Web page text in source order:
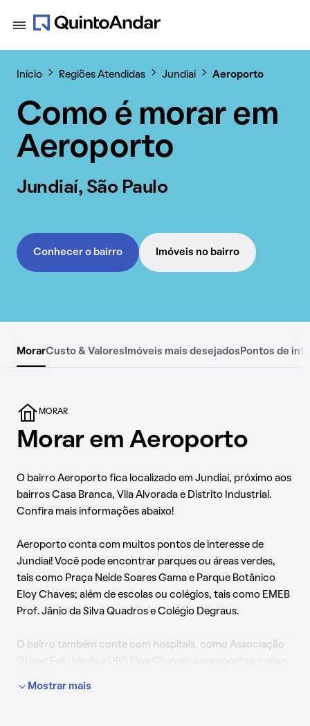
Início Regiões Atendidas Jundiaí Aeroporto
Como é morar em
Aeroporto
Jundiaí, São Paulo
Conhecer o bairro Imóveis no bairro
MorarCusto & Valores Imóveis mais desejados Pontos de
MORAR
Morar em Aeroporto
O bairro Aeroporto fica localizado em Jundiaí, próximo aos
bairros Casa Branca, Vila Alvorada e Distrito Industrial.
Confira mais informações abaixo!
Aeroporto conta com muitos pontos de interesse de
Jundiaí! Você pode encontrar parques ou áreas verdes,
tais como Praça Neide Soares Gama e Parque Botânico
Eloy Chaves; além de escolas ou colégios, tais como EMEB
Prof. Jânio da Silva Quadros e Colégio Degraus.
O bairro também conta com hospitais, como Associação
Mostrar mais